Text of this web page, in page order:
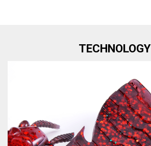
TECHNOLOGY